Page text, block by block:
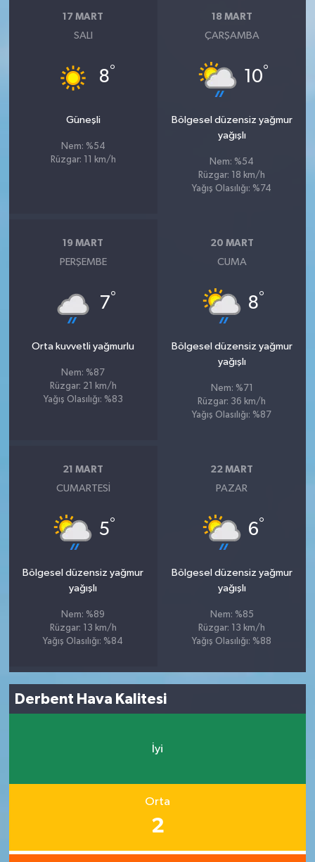
17 MART
SALI
8°
Güneşli
Nem: %54
Rüzgar: 11 km/h
18 MART
ÇARŞAMBA
10°
Bölgesel düzensiz yağmur
yağışlı
Nem: %54
Rüzgar: 18 km/h
Yağış Olasılığı: %74
19 MART
PERŞEMBE
7°
Orta kuvvetli yağmurlu
Nem: %87
Rüzgar: 21 km/h
Yağış Olasılığı: %83
20 MART
CUMA
8°
Bölgesel düzensiz yağmur
yağışlı
Nem: %71
Rüzgar: 36 km/h
Yağış Olasılığı: %87
21 MART
CUMARTESI
5°
Bölgesel düzensiz yağmur
yağışlı
Nem: %89
Rüzgar: 13 km/h
Yağış Olasılığı: %84
22 MART
PAZAR
6°
Bölgesel düzensiz yağmur
yağışlı
Nem: %85
Rüzgar: 13 km/h
Yağış Olasılığı: %88
Derbent Hava Kalitesi
İyi
Orta
2